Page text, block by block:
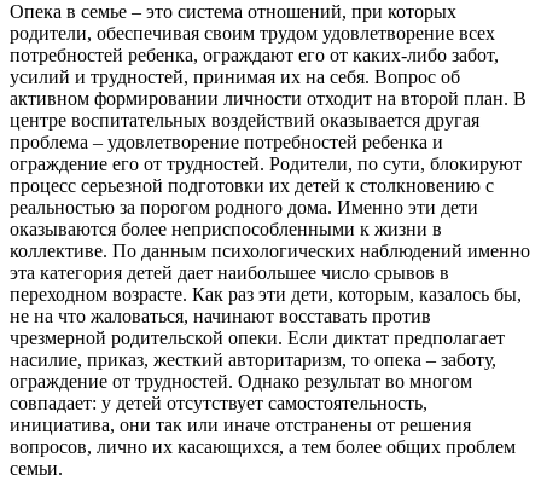
Опека в семье – это система отношений, при которых
родители, обеспечивая своим трудом удовлетворение всех
потребностей ребенка, ограждают его от каких-либо забот,
усилий и трудностей, принимая их на себя. Вопрос об
активном формировании личности отходит на второй план. В
центре воспитательных воздействий оказывается другая
проблема – удовлетворение потребностей ребенка и
ограждение его от трудностей. Родители, по сути, блокируют
процесс серьезной подготовки их детей к столкновению с
реальностью за порогом родного дома. Именно эти дети
оказываются более неприспособленными к жизни в
коллективе. По данным психологических наблюдений именно
эта категория детей дает наибольшее число срывов в
переходном возрасте. Как раз эти дети, которым, казалось бы,
не на что жаловаться, начинают восставать против
чрезмерной родительской опеки. Если диктат предполагает
насилие, приказ, жесткий авторитаризм, то опека – заботу,
ограждение от трудностей. Однако результат во многом
совпадает: у детей отсутствует самостоятельность,
инициатива, они так или иначе отстранены от решения
вопросов, лично их касающихся, а тем более общих проблем
семьи.